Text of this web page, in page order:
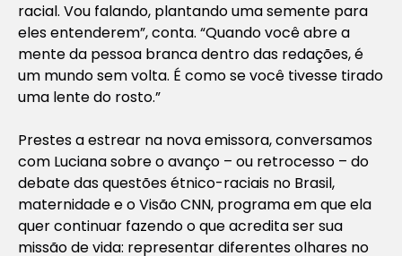
racial. Vou falando, plantando uma semente para
eles entenderem”, conta. “Quando você abre a
mente da pessoa branca dentro das redações, é
um mundo sem volta. É como se você tivesse tirado
uma lente do rosto.”
Prestes a estrear na nova emissora, conversamos
com Luciana sobre o avanço – ou retrocesso – do
debate das questões étnico-raciais no Brasil,
maternidade e o Visão CNN, programa em que ela
quer continuar fazendo o que acredita ser sua
missão de vida: representar diferentes olhares no